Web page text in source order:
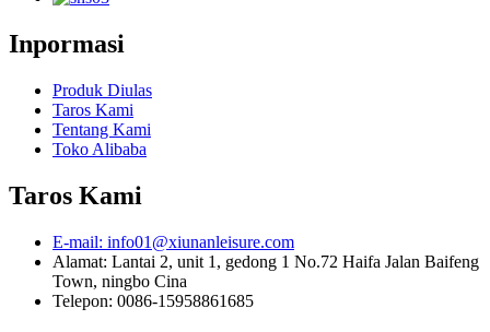
Inpormasi
Produk Diulas
Taros Kami
Tentang Kami
Toko Alibaba
Taros Kami
E-mail: info01@xiunanleisure.com
Alamat: Lantai 2, unit 1, gedong 1 No.72 Haifa Jalan Baifeng
Town, ningbo Cina
Telepon: 0086-15958861685